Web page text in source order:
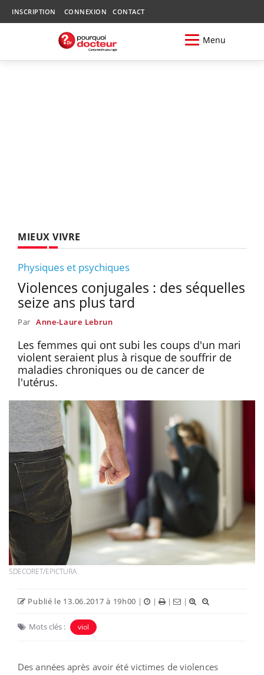
INSCRIPTION CONNEXION CONTACT
Menu
MIEUX VIVRE
Physiques et psychiques
Violences conjugales : des séquelles
seize ans plus tard
Par Anne-Laure Lebrun
Les femmes qui ont subi les coups d'un mari
violent seraient plus à risque de souffrir de
maladies chroniques ou de cancer de
l'utérus.
SDECORET/EPICTURA
Publié le 13.06.2017 à 19h00 | | | |
Mots clés : viol
Des années après avoir été victimes de violences